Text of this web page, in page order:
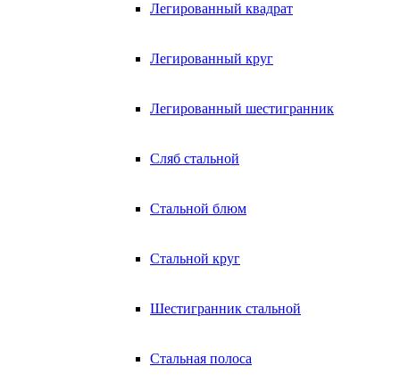
Легированный квадрат
Легированный круг
Легированный шестигранник
Сляб стальной
Стальной блюм
Стальной круг
Шестигранник стальной
Стальная полоса